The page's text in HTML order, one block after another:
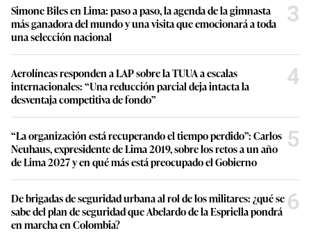
Simone Biles en Lima: paso a paso, la agenda de la gimnasta
más ganadora del mundo y una visita que emocionará a toda
una selección nacional
3
Aerolíneas responden a LAP sobre la TUUA a escalas
internacionales: “Una reducción parcial deja intacta la
desventaja competitiva de fondo”
4
“La organización está recuperando el tiempo perdido”: Carlos
Neuhaus, expresidente de Lima 2019, sobre los retos a un año
de Lima 2027 y en qué más está preocupado el Gobierno
5
De brigadas de seguridad urbana al rol de los militares: ¿qué se
sabe del plan de seguridad que Abelardo de la Espriella pondrá
en marcha en Colombia?
6